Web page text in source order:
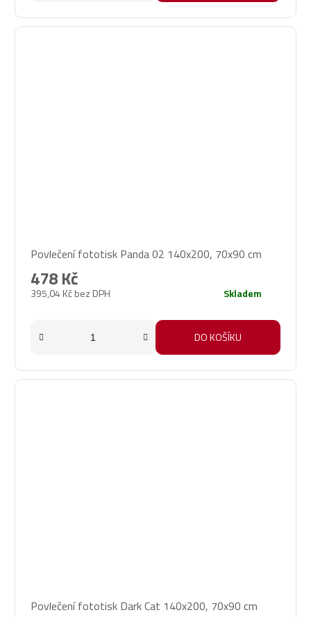
Povlečení fototisk Panda 02 140x200, 70x90 cm
395,04 Kč bez DPH
478 Kč
Skladem
DO KOŠÍKU
Povlečení fototisk Dark Cat 140x200, 70x90 cm